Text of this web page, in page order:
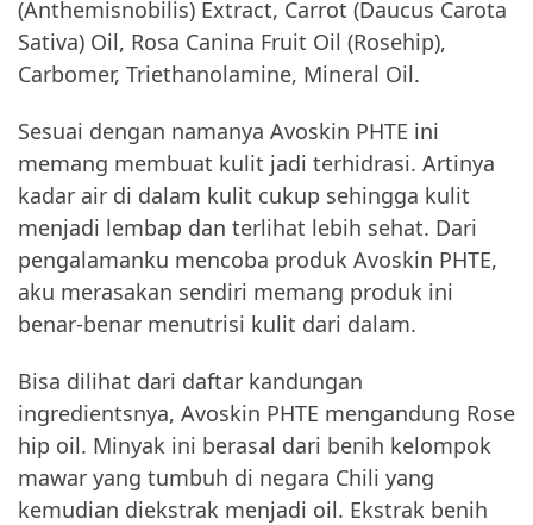
(Anthemisnobilis) Extract, Carrot (Daucus Carota
Sativa) Oil, Rosa Canina Fruit Oil (Rosehip),
Carbomer, Triethanolamine, Mineral Oil.
Sesuai dengan namanya Avoskin PHTE ini
memang membuat kulit jadi terhidrasi. Artinya
kadar air di dalam kulit cukup sehingga kulit
menjadi lembap dan terlihat lebih sehat. Dari
pengalamanku mencoba produk Avoskin PHTE,
aku merasakan sendiri memang produk ini
benar-benar menutrisi kulit dari dalam.
Bisa dilihat dari daftar kandungan
ingredientsnya, Avoskin PHTE mengandung Rose
hip oil. Minyak ini berasal dari benih kelompok
mawar yang tumbuh di negara Chili yang
kemudian diekstrak menjadi oil. Ekstrak benih